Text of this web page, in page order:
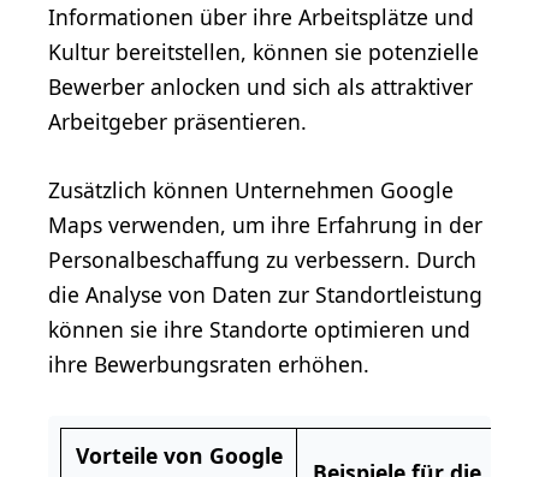
Informationen über ihre Arbeitsplätze und
Kultur bereitstellen, können sie potenzielle
Bewerber anlocken und sich als attraktiver
Arbeitgeber präsentieren.
Zusätzlich können Unternehmen Google
Maps verwenden, um ihre Erfahrung in der
Personalbeschaffung zu verbessern. Durch
die Analyse von Daten zur Standortleistung
können sie ihre Standorte optimieren und
ihre Bewerbungsraten erhöhen.
Vorteile von Google